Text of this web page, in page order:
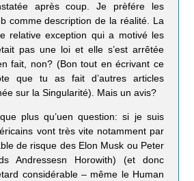
après coup. Je prèfére les
comme description de la réalité. La
relative exception qui a motivé les
pas une loi et elle s’est arrêtée
fait, non? (Bon tout en écrivant ce
que tu as fait d’autres articles
sur la Singularité). Mais un avis?
plus qu’uen question: si je suis
vont très vite notamment par
de risque des Elon Musk ou Peter
Andressesn Horowith) (et donc
considérable – même le Human